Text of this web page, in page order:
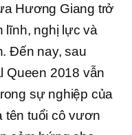
Hương Giang trở
lĩnh, nghị lực và
Đến nay, sau
Queen 2018 vẫn
sự nghiệp của
tên tuổi cô vươn